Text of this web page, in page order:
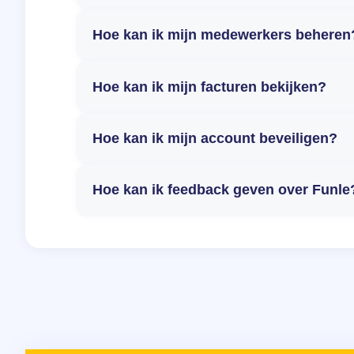
Hoe kan ik mijn medewerkers
Hoe kan ik mijn facturen bekijken?
Hoe kan ik mijn account beveiligen?
Hoe kan ik feedback geven over